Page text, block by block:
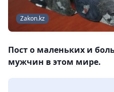
Zakon.kz
Пост о маленьких и
мужчин в этом мире.